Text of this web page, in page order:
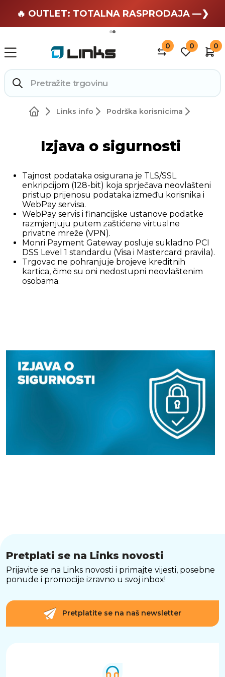
🏄 Zaslužuješ odmor —❯
🔥 OUTLET: TOTALNA RASPRODAJA —❯
0 0 0
Links info Podrška korisnicima
Izjava o sigurnosti
Tajnost podataka osigurana je TLS/SSL
enkripcijom (128-bit) koja sprječava neovlašteni
pristup prijenosu podataka između korisnika i
WebPay servisa.
WebPay servis i financijske ustanove podatke
razmjenjuju putem zaštićene virtualne
privatne mreže (VPN).
Monri Payment Gateway posluje sukladno PCI
DSS Level 1 standardu (Visa i Mastercard pravila).
Trgovac ne pohranjuje brojeve kreditnih
kartica, čime su oni nedostupni neovlaštenim
osobama.
Pretplati se na Links novosti
Prijavite se na Links novosti i primajte vijesti, posebne
ponude i promocije izravno u svoj inbox!
Pretplatite se na naš newsletter